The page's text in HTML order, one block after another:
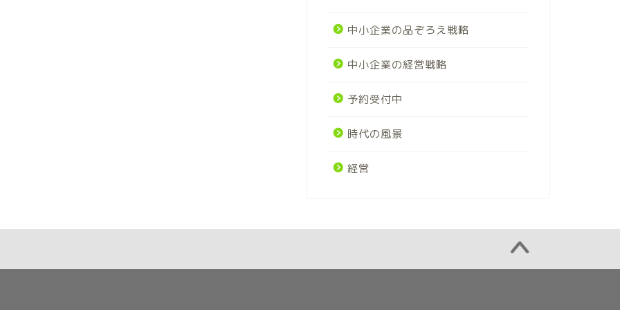
中小企業の品ぞろえ戦略
中小企業の経営戦略
予約受付中
時代の風景
経営